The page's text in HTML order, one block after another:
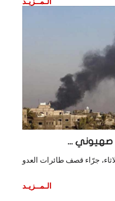
الثلاثاء، جرّاء قصف طائرات العدو
الـمــزيـد